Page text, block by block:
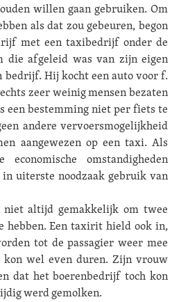
willen gaan gebruiken. Om
als dat zou gebeuren, begon
met een taxibedrijf onder de
die afgeleid was van zijn eigen
bedrijf. Hij kocht een auto voor f.
zeer weinig mensen bezaten
een bestemming niet per fiets te
andere vervoersmogelijkheid
aangewezen op een taxi. Als
omstandigheden
uiterste noodzaak gebruik van
altijd gemakkelijk om twee
hebben. Een taxirit hield ook in,
tot de passagier weer mee
wel even duren. Zijn vrouw
dat het boerenbedrijf toch kon
werd gemolken.